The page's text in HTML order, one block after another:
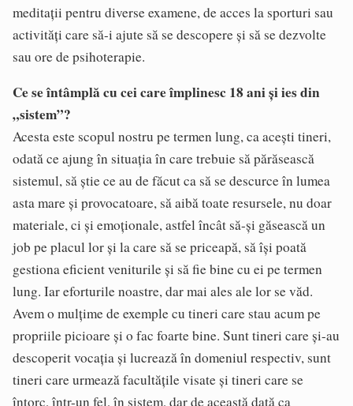
meditaţii pentru diverse examene, de acces la sporturi sau
activităţi care să-i ajute să se descopere şi să se dezvolte
sau ore de psihoterapie.
Ce se întâmplă cu cei care împlinesc 18 ani și ies din
„sistem”?
Acesta este scopul nostru pe termen lung, ca aceşti tineri,
odată ce ajung în situaţia în care trebuie să părăsească
sistemul, să ştie ce au de făcut ca să se descurce în lumea
asta mare şi provocatoare, să aibă toate resursele, nu doar
materiale, ci şi emoţionale, astfel încât să-şi găsească un
job pe placul lor şi la care să se priceapă, să îşi poată
gestiona eficient veniturile şi să fie bine cu ei pe termen
lung. Iar eforturile noastre, dar mai ales ale lor se văd.
Avem o mulţime de exemple cu tineri care stau acum pe
propriile picioare şi o fac foarte bine. Sunt tineri care şi-au
descoperit vocaţia şi lucrează în domeniul respectiv, sunt
tineri care urmează facultăţile visate şi tineri care se
întorc, într-un fel, în sistem, dar de această dată ca